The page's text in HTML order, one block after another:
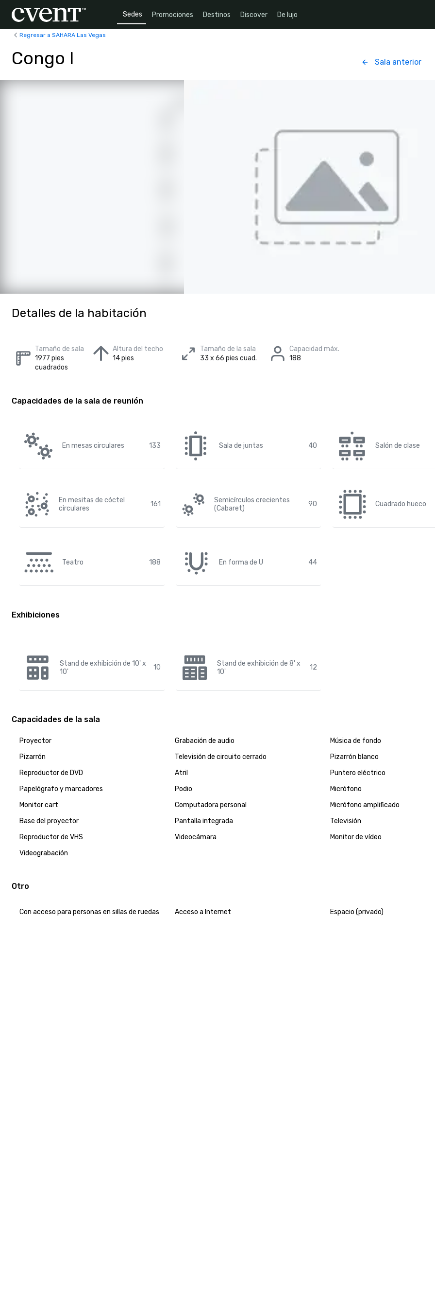
Sedes Promociones Destinos Discover De lujo
Regresar a SAHARA Las Vegas
Congo I Sala anterior
Detalles de la habitación
Tamaño de sala
1977 pies
cuadrados
Altura del techo
14 pies
Tamaño de la sala
33 x 66 pies cuad.
Capacidad máx.
188
Capacidades de la sala de reunión
En mesas circulares 133 Sala de juntas 40 Salón de clase
En mesitas de cóctel
circulares
161
Semicírculos crecientes
(Cabaret)
90 Cuadrado hueco
Teatro 188 En forma de U 44
Exhibiciones
Stand de exhibición de 10' x
10'
10
Stand de exhibición de 8' x
10'
12
Capacidades de la sala
Proyector Grabación de audio
Música de fondo
Pizarrón
Televisión de circuito cerrado
Pizarrón blanco
Reproductor de DVD
Atril
Puntero eléctrico
Papelógrafo y marcadores
Podio
Micrófono
Monitor cart
Computadora personal
Micrófono amplificado
Base del proyector
Pantalla integrada
Televisión
Reproductor de VHS
Videocámara
Monitor de vídeo
Videograbación
Otro
Con acceso para personas en sillas de ruedas Acceso a Internet Espacio (privado)